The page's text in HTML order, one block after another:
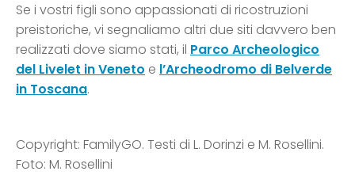
Se i vostri figli sono appassionati di ricostruzioni
preistoriche, vi segnaliamo altri due siti davvero ben
realizzati dove siamo stati, il Parco Archeologico
del Livelet in Veneto e l’Archeodromo di Belverde
in Toscana.
Copyright: FamilyGO. Testi di L. Dorinzi e M. Rosellini.
Foto: M. Rosellini